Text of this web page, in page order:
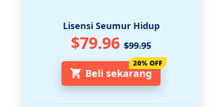
Lisensi Seumur Hidup
$79.96 $99.95
Beli sekarang